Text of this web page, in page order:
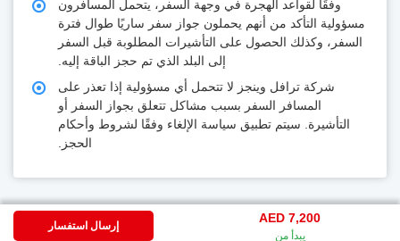
وفقًا لقواعد الهجرة في وجهة السفر، يتحمل المسافرون
التأكد من أنهم يحملون جواز سفر ساريًا طوال فترة
وكذلك الحصول على التأشيرات المطلوبة قبل السفر
إلى البلد الذي تم حجز الباقة إليه.
شركة ترافل وينجز لا تتحمل أي مسؤولية إذا تعذر على
المسافر السفر بسبب مشاكل تتعلق بجواز السفر أو
التأشيرة. سيتم تطبيق سياسة الإلغاء وفقًا لشروط وأحكام
AED 7,200
إرسال استفسار